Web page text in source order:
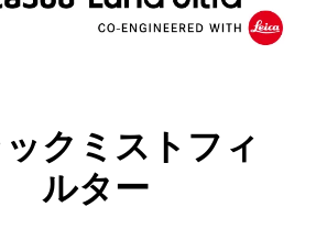
クミストフィ
ルター